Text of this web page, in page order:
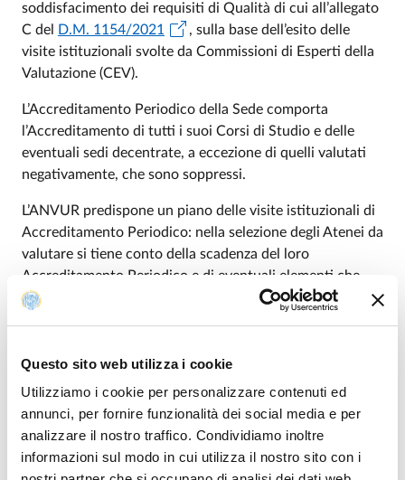
Questo sito web utilizza i cookie
Utilizziamo i cookie per personalizzare contenuti ed
annunci, per fornire funzionalità dei social media e per
analizzare il nostro traffico. Condividiamo inoltre
informazioni sul modo in cui utilizza il nostro sito con i
soddisfacimento dei requisiti di Qualità di cui all’allegato
C del
D.M. 1154/2021
, sulla base dell’esito delle
visite istituzionali svolte da Commissioni di Esperti della
Valutazione (CEV).
L’Accreditamento Periodico della Sede comporta
l’Accreditamento di tutti i suoi Corsi di Studio e delle
eventuali sedi decentrate, a eccezione di quelli valutati
negativamente, che sono soppressi.
L’ANVUR predispone un piano delle visite istituzionali di
Accreditamento Periodico: nella selezione degli Atenei da
valutare si tiene conto della scadenza del loro
Accreditamento Periodico e di eventuali elementi che
potrebbero sconsigliare la visita, quali un recente
nel suo complesso e una selezione di alcuni dei suoi Corsi
di Studio, Corsi di Dottorato e Dipartimenti. Il giudizio
complessivo terrà conto sia della valutazione degli
aspetti di Sede, sia di quelli dei Corsi di Studio, Corsi di